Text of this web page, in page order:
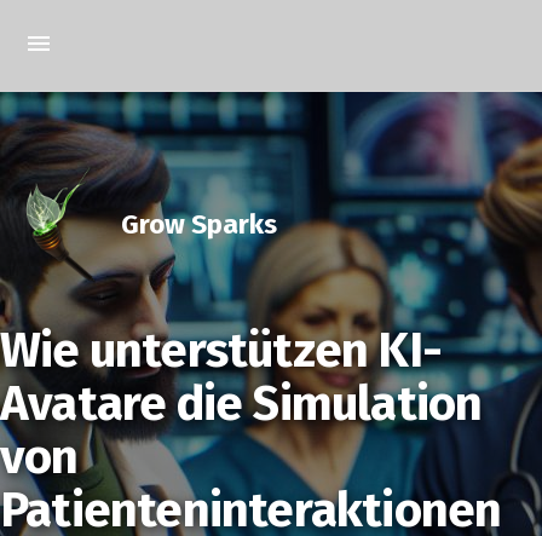
Grow Sparks
Wie unterstützen KI-
Avatare die Simulation
von
Patienteninteraktionen